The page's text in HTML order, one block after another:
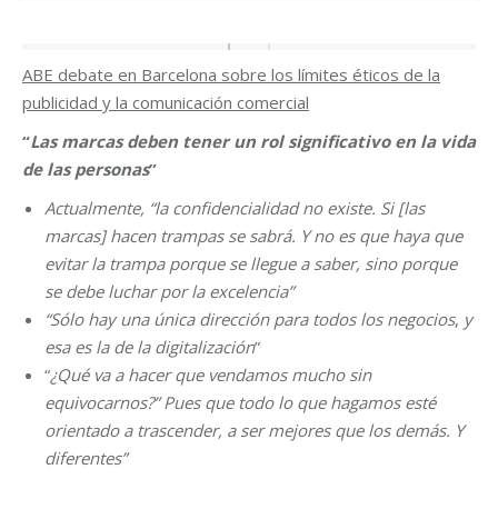
ABE debate en Barcelona sobre los límites éticos de la
publicidad y la comunicación comercial
“Las marcas deben tener un rol significativo en la vida
de las personas”
Actualmente, “la confidencialidad no existe. Si [las
marcas] hacen trampas se sabrá. Y no es que haya que
evitar la trampa porque se llegue a saber, sino porque
se debe luchar por la excelencia”
“Sólo hay una única dirección para todos los negocios, y
esa es la de la digitalización”
“¿Qué va a hacer que vendamos mucho sin
equivocarnos?” Pues que todo lo que hagamos esté
orientado a trascender, a ser mejores que los demás. Y
diferentes”